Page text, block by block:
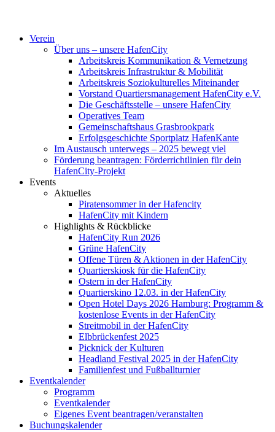
Verein
Über uns – unsere HafenCity
Arbeitskreis Kommunikation & Vernetzung
Arbeitskreis Infrastruktur & Mobilität
Arbeitskreis Soziokulturelles Miteinander
Vorstand Quartiersmanagement HafenCity e.V.
Die Geschäftsstelle – unsere HafenCity
Operatives Team
Gemeinschaftshaus Grasbrookpark
Erfolgsgeschichte Sportplatz HafenKante
Im Austausch unterwegs – 2025 bewegt viel
Förderung beantragen: Förderrichtlinien für dein
HafenCity-Projekt
Events
Aktuelles
Piratensommer in der Hafencity
HafenCity mit Kindern
Highlights & Rückblicke
HafenCity Run 2026
Grüne HafenCity
Offene Türen & Aktionen in der HafenCity
Quartierskiosk für die HafenCity
Ostern in der HafenCity
Quartierskino 12.03. in der HafenCity
Open Hotel Days 2026 Hamburg: Programm &
kostenlose Events in der HafenCity
Streitmobil in der HafenCity
Elbbrückenfest 2025
Picknick der Kulturen
Headland Festival 2025 in der HafenCity
Familienfest und Fußballturnier
Eventkalender
Programm
Eventkalender
Eigenes Event beantragen/veranstalten
Buchungskalender